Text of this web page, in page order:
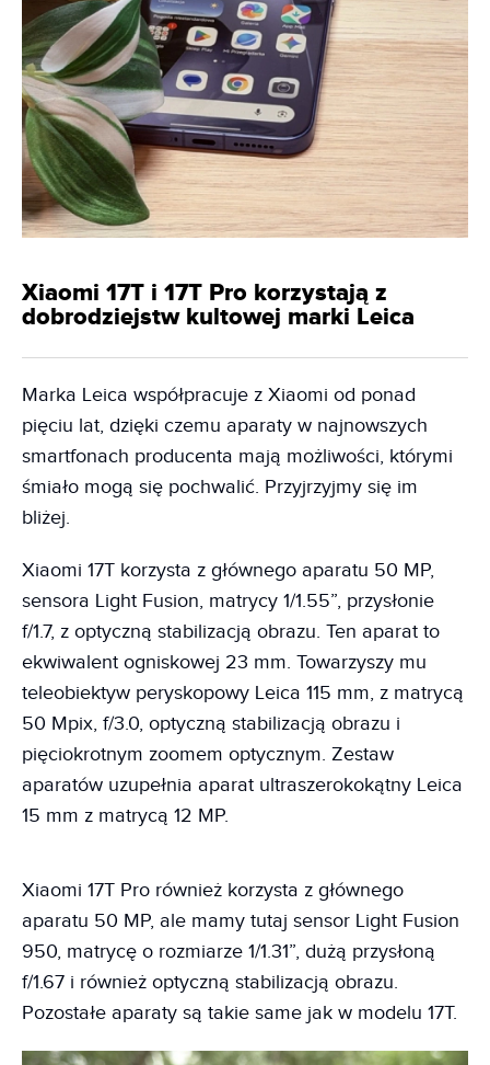
Xiaomi 17T i 17T Pro korzystają z
dobrodziejstw kultowej marki Leica
Marka Leica współpracuje z Xiaomi od ponad
pięciu lat, dzięki czemu aparaty w najnowszych
smartfonach producenta mają możliwości, którymi
śmiało mogą się pochwalić. Przyjrzyjmy się im
bliżej.
Xiaomi 17T korzysta z głównego aparatu 50 MP,
sensora Light Fusion, matrycy 1/1.55”, przysłonie
f/1.7, z optyczną stabilizacją obrazu. Ten aparat to
ekwiwalent ogniskowej 23 mm. Towarzyszy mu
teleobiektyw peryskopowy Leica 115 mm, z matrycą
50 Mpix, f/3.0, optyczną stabilizacją obrazu i
pięciokrotnym zoomem optycznym. Zestaw
aparatów uzupełnia aparat ultraszerokokątny Leica
15 mm z matrycą 12 MP.
Xiaomi 17T Pro również korzysta z głównego
aparatu 50 MP, ale mamy tutaj sensor Light Fusion
950, matrycę o rozmiarze 1/1.31”, dużą przysłoną
f/1.67 i również optyczną stabilizacją obrazu.
Pozostałe aparaty są takie same jak w modelu 17T.